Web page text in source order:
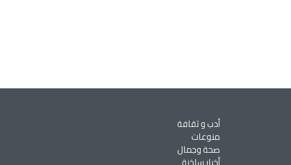
أدب و ثقافة
منوعات
صحة وجمال